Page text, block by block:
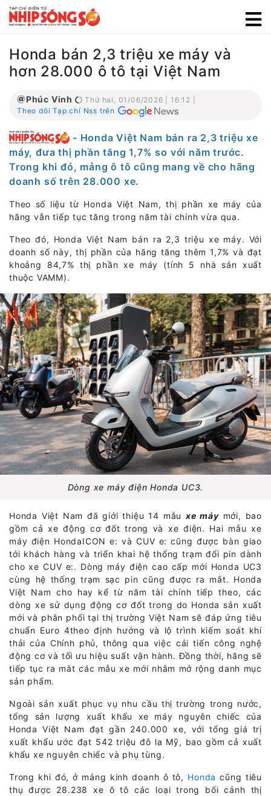
Honda bán 2,3 triệu xe máy và
hơn 28.000 ô tô tại Việt Nam
Phúc Vinh
Thứ hai, 01/06/2026 | 16:12 |
Theo dõi Tạp chí Nss trên
- Honda Việt Nam bán ra 2,3 triệu xe
máy, đưa thị phần tăng 1,7% so với năm trước.
Trong khi đó, mảng ô tô cũng mang về cho hãng
doanh số trên 28.000 xe.
Theo số liệu từ Honda Việt Nam, thị phần xe máy của
hãng vẫn tiếp tục tăng trong năm tài chính vừa qua.
Theo đó, Honda Việt Nam bán ra 2,3 triệu xe máy. Với
doanh số này, thị phần của hãng tăng thêm 1,7% và đạt
khoảng 84,7% thị phần xe máy (tính 5 nhà sản xuất
thuộc VAMM).
Dòng xe máy điện Honda UC3.
Honda Việt Nam đã giới thiệu 14 mẫu xe máymới, bao
gồm cả xe động cơ đốt trong và xe điện. Hai mẫu xe
máy điện HondaICON e: và CUV e: cũng được bàn giao
tới khách hàng và triển khai hệ thống trạm đổi pin dành
cho xe CUV e:. Dòng máy điện cao cấp mới Honda UC3
cùng hệ thống trạm sạc pin cũng được ra mắt. Honda
Việt Nam cho hay kể từ năm tài chính tiếp theo, các
dòng xe sử dụng động cơ đốt trong do Honda sản xuất
mới và phân phối tại thị trường Việt Nam sẽ đáp ứng tiêu
chuẩn Euro 4theo định hướng và lộ trình kiểm soát khí
thải của Chính phủ, thông qua việc cải tiến công nghệ
động cơ và tối ưu hiệu suất vận hành. Đồng thời, hãng sẽ
tiếp tục ra mắt các mẫu xe mới nhằm mở rộng danh mục
sản phẩm.
Ngoài sản xuất phục vụ nhu cầu thị trường trong nước,
tổng sản lượng xuất khẩu xe máy nguyên chiếc của
Honda Việt Nam đạt gần 240.000 xe, với tổng giá trị
xuất khẩu ước đạt 542 triệu đô la Mỹ, bao gồm cả xuất
khẩu xe nguyên chiếc và phụ tùng.
Trong khi đó, ở mảng kinh doanh ô tô, Honda cũng tiêu
thụ được 28.238 xe ô tô các loại trong bối cảnh thị